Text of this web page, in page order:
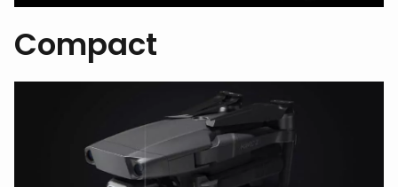
Compact